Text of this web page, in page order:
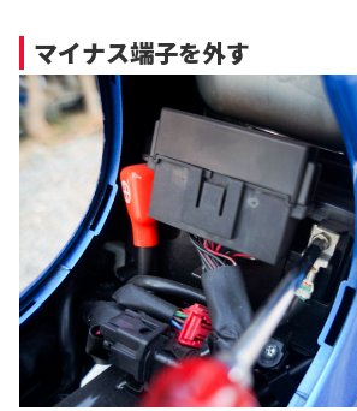
マイナス端子を外す